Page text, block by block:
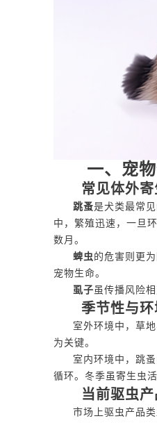
一、宠
常见体外
跳蚤是犬类最常
中，繁殖迅速，一旦
数月。
蜱虫 的危害则更
宠物生命。
虱子 虽传播风险
季节性与
室外环境中，草
为关键。
室内环境中，跳
循环。冬季虽寄生虫
当前驱虫
市场上驱虫产品